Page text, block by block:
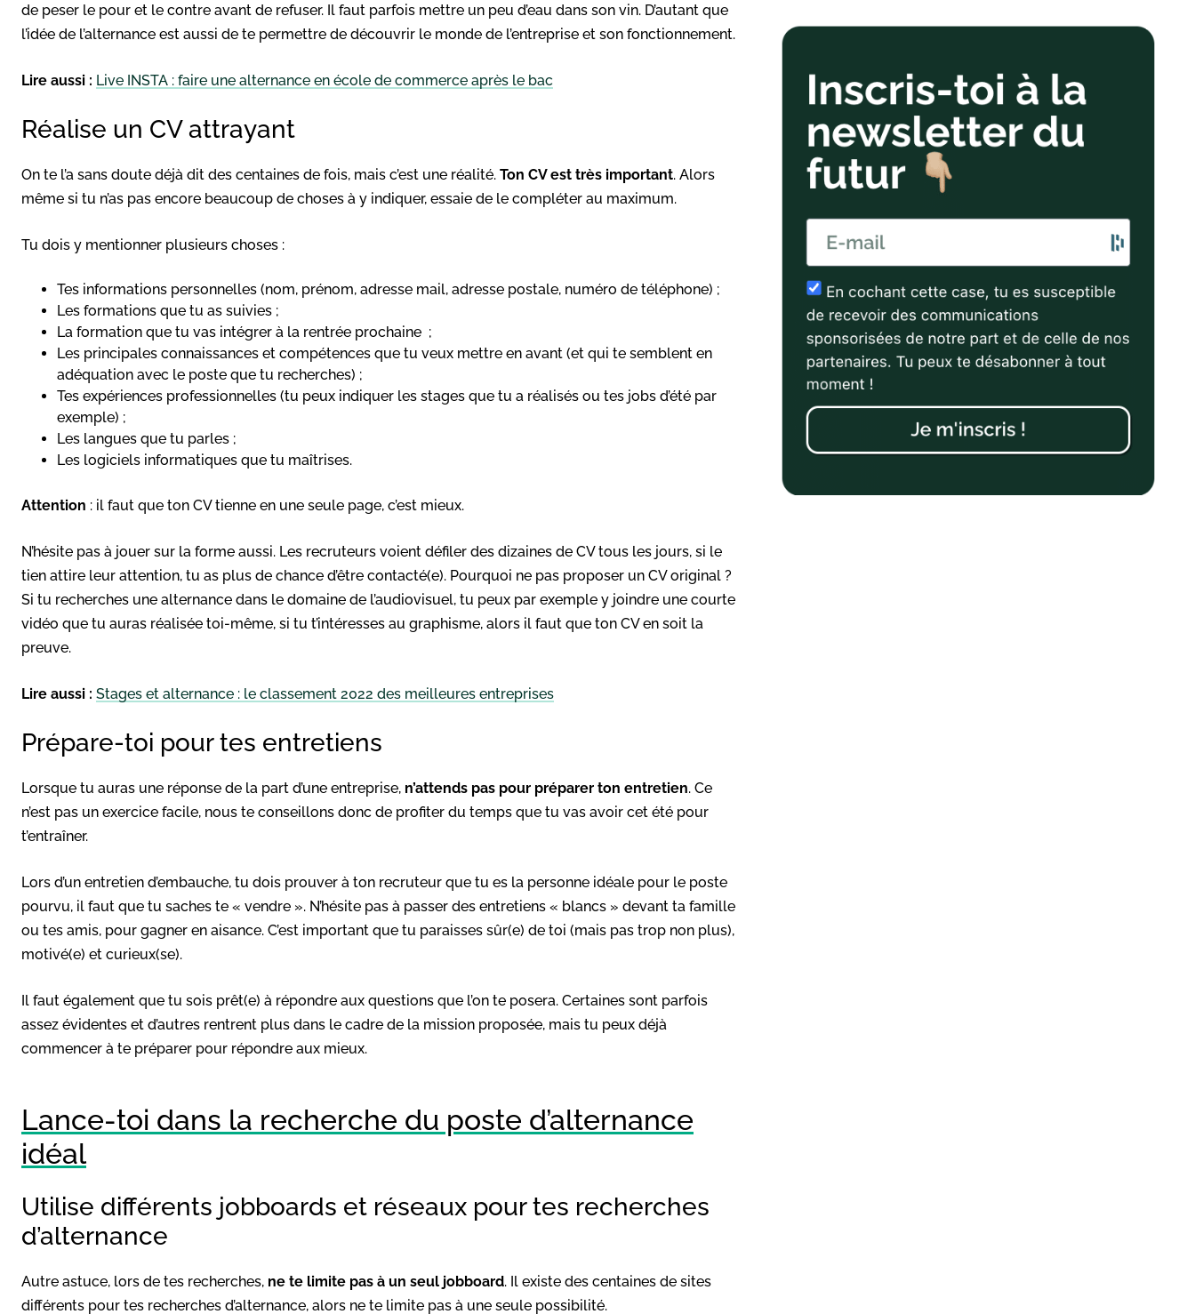
de peser le pour et le contre avant de refuser. Il faut parfois mettre un peu d’eau dans son vin. D’autant que
l’idée de l’alternance est aussi de te permettre de découvrir le monde de l’entreprise et son fonctionnement.
Lire aussi : Live INSTA : faire une alternance en école de commerce après le bac
Réalise un CV attrayant
On te l’a sans doute déjà dit des centaines de fois, mais c’est une réalité. Ton CV est très important. Alors
même si tu n’as pas encore beaucoup de choses à y indiquer, essaie de le compléter au maximum.
Tu dois y mentionner plusieurs choses :
Tes informations personnelles (nom, prénom, adresse mail, adresse postale, numéro de téléphone) ;
Les formations que tu as suivies ;
La formation que tu vas intégrer à la rentrée prochaine ;
Les principales connaissances et compétences que tu veux mettre en avant (et qui te semblent en
adéquation avec le poste que tu recherches) ;
Tes expériences professionnelles (tu peux indiquer les stages que tu a réalisés ou tes jobs d’été par
exemple) ;
Les langues que tu parles ;
Les logiciels informatiques que tu maîtrises.
Attention : il faut que ton CV tienne en une seule page, c’est mieux.
N’hésite pas à jouer sur la forme aussi. Les recruteurs voient défiler des dizaines de CV tous les jours, si le
tien attire leur attention, tu as plus de chance d’être contacté(e). Pourquoi ne pas proposer un CV original ?
Si tu recherches une alternance dans le domaine de l’audiovisuel, tu peux par exemple y joindre une courte
vidéo que tu auras réalisée toi-même, si tu t’intéresses au graphisme, alors il faut que ton CV en soit la
preuve.
Lire aussi : Stages et alternance : le classement 2022 des meilleures entreprises
Prépare-toi pour tes entretiens
Lorsque tu auras une réponse de la part d’une entreprise, n’attends pas pour préparer ton entretien. Ce
n’est pas un exercice facile, nous te conseillons donc de profiter du temps que tu vas avoir cet été pour
t’entraîner.
Lors d’un entretien d’embauche, tu dois prouver à ton recruteur que tu es la personne idéale pour le poste
pourvu, il faut que tu saches te « vendre ». N’hésite pas à passer des entretiens « blancs » devant ta famille
ou tes amis, pour gagner en aisance. C’est important que tu paraisses sûr(e) de toi (mais pas trop non plus),
motivé(e) et curieux(se).
Il faut également que tu sois prêt(e) à répondre aux questions que l’on te posera. Certaines sont parfois
assez évidentes et d’autres rentrent plus dans le cadre de la mission proposée, mais tu peux déjà
commencer à te préparer pour répondre aux mieux.
Lance-toi dans la recherche du poste d’alternance
idéal
Utilise différents jobboards et réseaux pour tes recherches
d’alternance
Autre astuce, lors de tes recherches, ne te limite pas à un seul jobboard. Il existe des centaines de sites
différents pour tes recherches d’alternance, alors ne te limite pas à une seule possibilité.